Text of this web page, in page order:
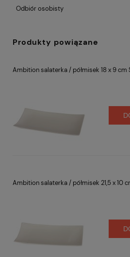
Odbiór osobisty
Produkty powiązane
Ambition salaterka / półmisek 18 x 9 cm
Ambition salaterka / półmisek 21,5 x 10